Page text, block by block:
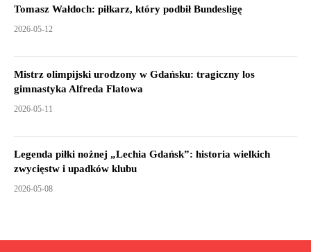
Tomasz Wałdoch: piłkarz, który podbił Bundesligę
2026-05-12
Mistrz olimpijski urodzony w Gdańsku: tragiczny los
gimnastyka Alfreda Flatowa
2026-05-11
Legenda piłki nożnej „Lechia Gdańsk”: historia wielkich
zwycięstw i upadków klubu
2026-05-08